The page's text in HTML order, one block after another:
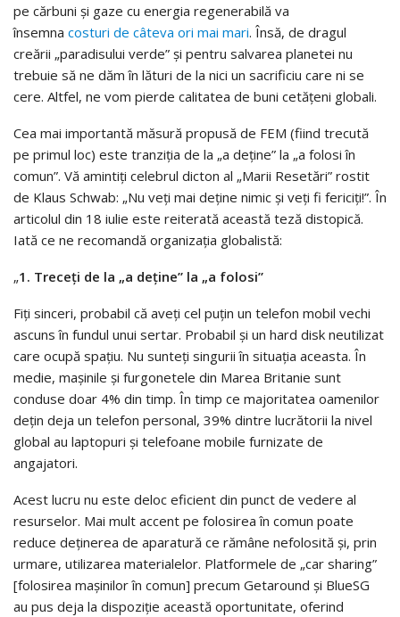
pe cărbuni și gaze cu energia regenerabilă va
însemna costuri de câteva ori mai mari. Însă, de dragul
creării „paradisului verde” și pentru salvarea planetei nu
trebuie să ne dăm în lături de la nici un sacrificiu care ni se
cere. Altfel, ne vom pierde calitatea de buni cetățeni globali.
Cea mai importantă măsură propusă de FEM (fiind trecută
pe primul loc) este tranziția de la „a deține” la „a folosi în
comun”. Vă amintiți celebrul dicton al „Marii Resetări” rostit
de Klaus Schwab: „Nu veți mai deține nimic și veți fi fericiți!”. În
articolul din 18 iulie este reiterată această teză distopică.
Iată ce ne recomandă organizația globalistă:
„1. Treceți de la „a deține” la „a folosi”
Fiți sinceri, probabil că aveți cel puțin un telefon mobil vechi
ascuns în fundul unui sertar. Probabil și un hard disk neutilizat
care ocupă spațiu. Nu sunteți singurii în situația aceasta. În
medie, mașinile și furgonetele din Marea Britanie sunt
conduse doar 4% din timp. În timp ce majoritatea oamenilor
dețin deja un telefon personal, 39% dintre lucrătorii la nivel
global au laptopuri și telefoane mobile furnizate de
angajatori.
Acest lucru nu este deloc eficient din punct de vedere al
resurselor. Mai mult accent pe folosirea în comun poate
reduce deținerea de aparatură ce rămâne nefolosită și, prin
urmare, utilizarea materialelor. Platformele de „car sharing”
[folosirea mașinilor în comun] precum Getaround și BlueSG
au pus deja la dispoziție această oportunitate, oferind